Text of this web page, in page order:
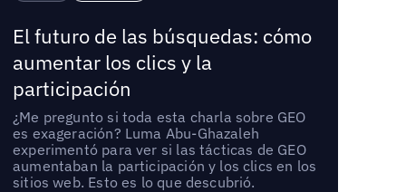
El futuro de las búsquedas: cómo
aumentar los clics y la
participación
¿Me pregunto si toda esta charla sobre GEO
es exageración? Luma Abu-Ghazaleh
experimentó para ver si las tácticas de GEO
aumentaban la participación y los clics en los
sitios web. Esto es lo que descubrió.